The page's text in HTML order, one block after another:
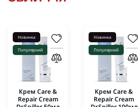
Новинка
Популярний
Крем Care &
Repair Cream
Новинка
Популярний
Крем Care &
Repair Cream